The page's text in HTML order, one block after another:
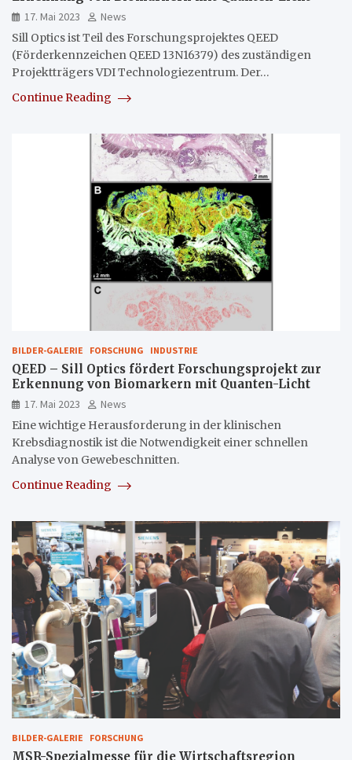
17. Mai 2023
News
Sill Optics ist Teil des Forschungsprojektes QEED
(Förderkennzeichen QEED 13N16379) des zuständigen
Projektträgers VDI Technologiezentrum. Der…
Continue Reading
BILDER-GALERIE FORSCHUNG INDUSTRIE
QEED – Sill Optics fördert Forschungsprojekt zur
Erkennung von Biomarkern mit Quanten-Licht
17. Mai 2023
News
Eine wichtige Herausforderung in der klinischen
Krebsdiagnostik ist die Notwendigkeit einer schnellen
Analyse von Gewebeschnitten.
Continue Reading
BILDER-GALERIE FORSCHUNG
MSR-Spezialmesse für die Wirtschaftsregion